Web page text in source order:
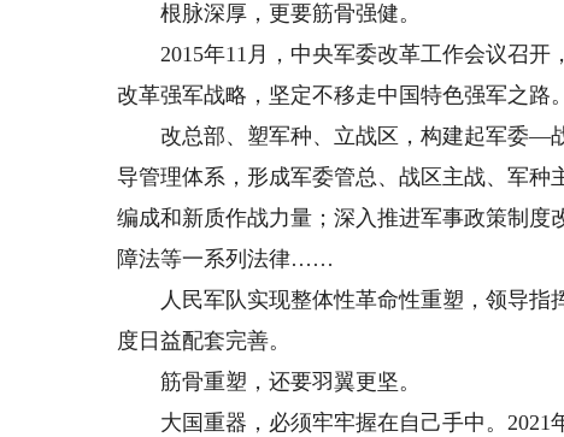
根脉深厚，更要筋骨强健。
2015年11月，中央军委改革工作会议召开
改革强军战略，坚定不移走中国特色强军之路。
改总部、塑军种、立战区，构建起军委—
导管理体系，形成军委管总、战区主战、军
编成和新质作战力量；深入推进军事政策制
障法等一系列法律……
人民军队实现整体性革命性重塑，领导指
度日益配套完善。
筋骨重塑，还要羽翼更坚。
大国重器，必须牢牢握在自己手中。2021